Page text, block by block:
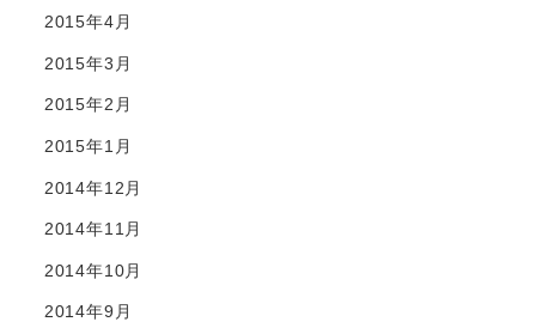
2015年4月
2015年3月
2015年2月
2015年1月
2014年12月
2014年11月
2014年10月
2014年9月